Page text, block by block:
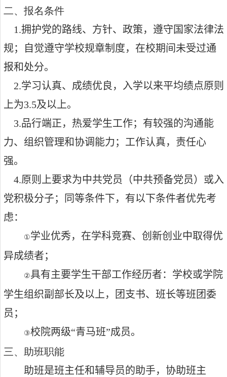
二、报名条件
1.拥护党的路线、方针、政策，遵守国家法律法
规；自觉遵守学校规章制度，在校期间未受过通
报和处分。
2.学习认真、成绩优良，入学以来平均绩点原则
上为3.5及以上。
3.品行端正，热爱学生工作；有较强的沟通能
力、组织管理和协调能力；工作认真，责任心
强。
4.原则上要求为中共党员（中共预备党员）或入
党积极分子；同等条件下，有以下条件者优先考
虑：
①学业优秀，在学科竞赛、创新创业中取得优
异成绩者；
②具有主要学生干部工作经历者：学校或学院
学生组织副部长及以上，团支书、班长等班团委
员；
③校院两级“青马班”成员。
三、助班职能
助班是班主任和辅导员的助手，协助班主